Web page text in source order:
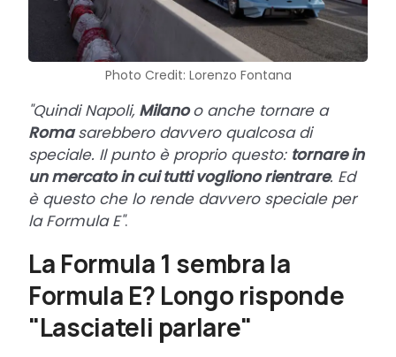
Photo Credit: Lorenzo Fontana
"Quindi Napoli, Milanoo anche tornare a
Romasarebbero davvero qualcosa di
speciale. Il punto è proprio questo: tornare in
un mercato in cui tutti vogliono rientrare. Ed
è questo che lo rende davvero speciale per
la Formula E".
La Formula 1 sembra la
Formula E? Longo risponde
"Lasciateli parlare"